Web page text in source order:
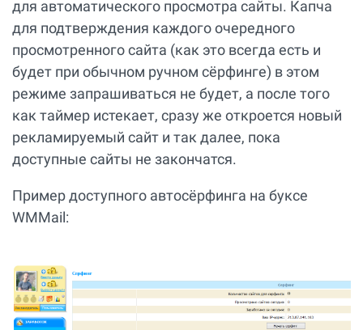
для автоматического просмотра сайты. Капча
для подтверждения каждого очередного
просмотренного сайта (как это всегда есть и
будет при обычном ручном сёрфинге) в этом
режиме запрашиваться не будет, а после того
как таймер истекает, сразу же откроется новый
рекламируемый сайт и так далее, пока
доступные сайты не закончатся.
Пример доступного автосёрфинга на буксе
WMMail: